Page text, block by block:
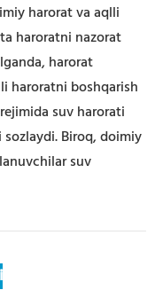
harorat va aqlli
haroratni nazorat
harorat
haroratni boshqarish
suv harorati
Biroq, doimiy
suv